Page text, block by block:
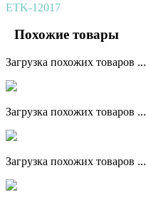
ETK-12017
Похожие товары
Загрузка похожих товаров ...
Загрузка похожих товаров ...
Загрузка похожих товаров ...